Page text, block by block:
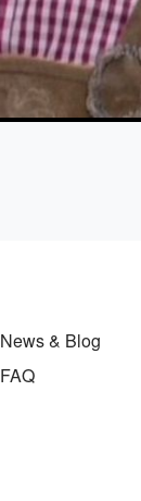
News & Blog
FAQ